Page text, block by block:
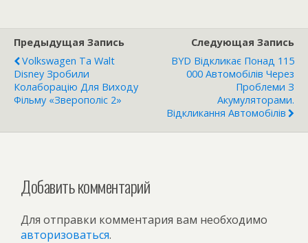
Предыдущая Запись
Volkswagen Та Walt
Disney Зробили
Колаборацію Для Виходу
Фільму «Зверополіс 2»
Следующая Запись
BYD Відкликає Понад 115
000 Автомобілів Через
Проблеми З
Акумуляторами.
Відкликання Автомобілів
Добавить комментарий
Для отправки комментария вам необходимо
авторизоваться.